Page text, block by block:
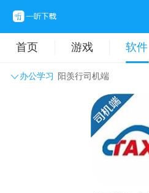
首页 游戏 软件
办公学习 阳羡行司机端
主题壁纸
拍摄美化